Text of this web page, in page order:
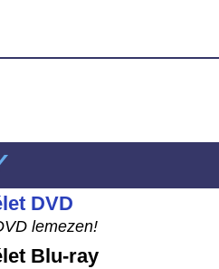
DVD
lemezen!
Blu-ray